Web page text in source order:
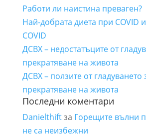
Работи ли наистина преваген?
Най-добрата диета при COVID
COVID
ДСВХ – недостатъците от
прекратяване на живота
ДСВХ – ползите от гладуването
прекратяване на живота
Последни коментари
Danielthiftза Горещите вълни
не са неизбежни